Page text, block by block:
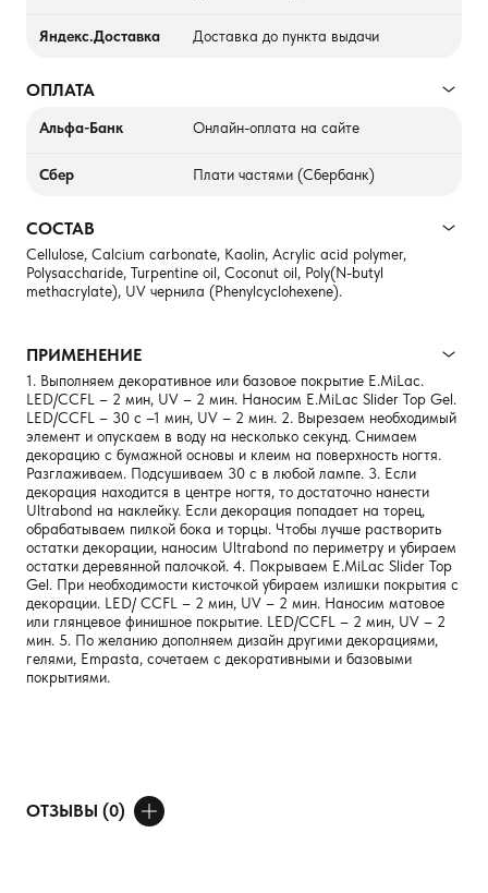
Яндекс.Доставка Доставка до пункта выдачи
ОПЛАТА
Альфа-Банк Онлайн-оплата на сайте
Сбер Плати частями (Сбербанк)
СОСТАВ
Cellulose, Calcium carbonate, Kaolin, Acrylic acid polymer,
Polysaccharide, Turpentine oil, Coconut oil, Poly(N-butyl
methacrylate), UV чернила (Phenylcyclohexene).
ПРИМЕНЕНИЕ
1. Выполняем декоративное или базовое покрытие E.MiLac.
LED/CCFL – 2 мин, UV – 2 мин. Наносим E.MiLac Slider Top Gel.
LED/CCFL – 30 с –1 мин, UV – 2 мин. 2. Вырезаем необходимый
элемент и опускаем в воду на несколько секунд. Снимаем
декорацию с бумажной основы и клеим на поверхность ногтя.
Разглаживаем. Подсушиваем 30 с в любой лампе. 3. Если
декорация находится в центре ногтя, то достаточно нанести
Ultrabond на наклейку. Если декорация попадает на торец,
обрабатываем пилкой бока и торцы. Чтобы лучше растворить
остатки декорации, наносим Ultrabond по периметру и убираем
остатки деревянной палочкой. 4. Покрываем E.MiLac Slider Top
Gel. При необходимости кисточкой убираем излишки покрытия с
декорации. LED/ CCFL – 2 мин, UV – 2 мин. Наносим матовое
или глянцевое финишное покрытие. LED/CCFL – 2 мин, UV – 2
мин. 5. По желанию дополняем дизайн другими декорациями,
гелями, Empasta, сочетаем с декоративными и базовыми
покрытиями.
ОТЗЫВЫ (0)
ДОБАВИТЬ ОТЗЫВ